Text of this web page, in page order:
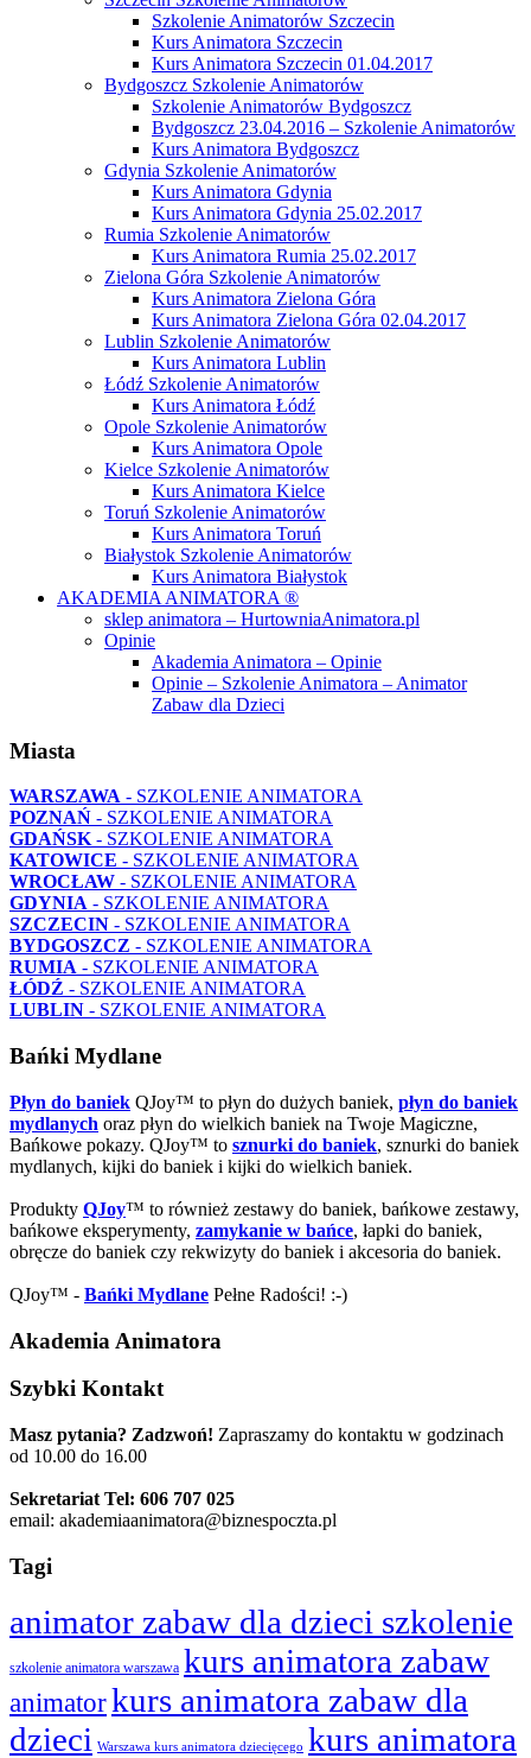
Szkolenie Animatorów Szczecin
Kurs Animatora Szczecin
Kurs Animatora Szczecin 01.04.2017
Bydgoszcz Szkolenie Animatorów
Szkolenie Animatorów Bydgoszcz
Bydgoszcz 23.04.2016 – Szkolenie Animatorów
Kurs Animatora Bydgoszcz
Gdynia Szkolenie Animatorów
Kurs Animatora Gdynia
Kurs Animatora Gdynia 25.02.2017
Rumia Szkolenie Animatorów
Kurs Animatora Rumia 25.02.2017
Zielona Góra Szkolenie Animatorów
Kurs Animatora Zielona Góra
Kurs Animatora Zielona Góra 02.04.2017
Lublin Szkolenie Animatorów
Kurs Animatora Lublin
Łódź Szkolenie Animatorów
Kurs Animatora Łódź
Opole Szkolenie Animatorów
Kurs Animatora Opole
Kielce Szkolenie Animatorów
Kurs Animatora Kielce
Toruń Szkolenie Animatorów
Kurs Animatora Toruń
Białystok Szkolenie Animatorów
Kurs Animatora Białystok
AKADEMIA ANIMATORA ®
sklep animatora – HurtowniaAnimatora.pl
Opinie
Akademia Animatora – Opinie
Opinie – Szkolenie Animatora – Animator
Zabaw dla Dzieci
Miasta
WARSZAWA - SZKOLENIE ANIMATORA
POZNAŃ - SZKOLENIE ANIMATORA
GDAŃSK- SZKOLENIE ANIMATORA
KATOWICE - SZKOLENIE ANIMATORA
WROCŁAW - SZKOLENIE ANIMATORA
GDYNIA - SZKOLENIE ANIMATORA
SZCZECIN - SZKOLENIE ANIMATORA
BYDGOSZCZ - SZKOLENIE ANIMATORA
RUMIA - SZKOLENIE ANIMATORA
ŁÓDŹ - SZKOLENIE ANIMATORA
LUBLIN - SZKOLENIE ANIMATORA
Bańki Mydlane
Płyn do baniek QJoy™ to płyn do dużych baniek, płyn do baniek
mydlanych oraz płyn do wielkich baniek na Twoje Magiczne,
Bańkowe pokazy. QJoy™ to sznurki do baniek, sznurki do baniek
mydlanych, kijki do baniek i kijki do wielkich baniek.
Produkty QJoy™ to również zestawy do baniek, bańkowe zestawy,
bańkowe eksperymenty, zamykanie w bańce, łapki do baniek,
obręcze do baniek czy rekwizyty do baniek i akcesoria do baniek.
QJoy™ - Bańki Mydlane Pełne Radości! :-)
Akademia Animatora
Szybki Kontakt
Masz pytania? Zadzwoń! Zapraszamy do kontaktu w godzinach
od 10.00 do 16.00
Sekretariat Tel: 606 707 025
email: akademiaanimatora@biznespoczta.pl
Tagi
animator zabaw dla dzieci szkolenie
szkolenie animatora warszawa kurs animatora zabaw
animatorkurs animatora zabaw dla
dzieci Warszawa kurs animatora dziecięcego kurs animatora